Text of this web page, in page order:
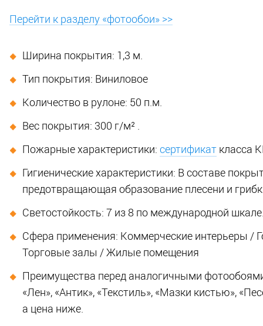
Перейти к разделу «фотообои» >>
Ширина покрытия: 1,3 м.
Тип покрытия: Виниловое
Количество в рулоне: 50 п.м.
Вес покрытия: 300 г/м² .
Пожарные характеристики: сертификат класса
Гигиенические характеристики: В составе
предотвращающая образование плесени и
Светостойкость: 7 из 8 по международной
Сфера применения: Коммерческие интерьеры /
Торговые залы / Жилые помещения
Преимущества перед аналогичными
«Лен», «Антик», «Текстиль», «Мазки кистью»,
а цена ниже.